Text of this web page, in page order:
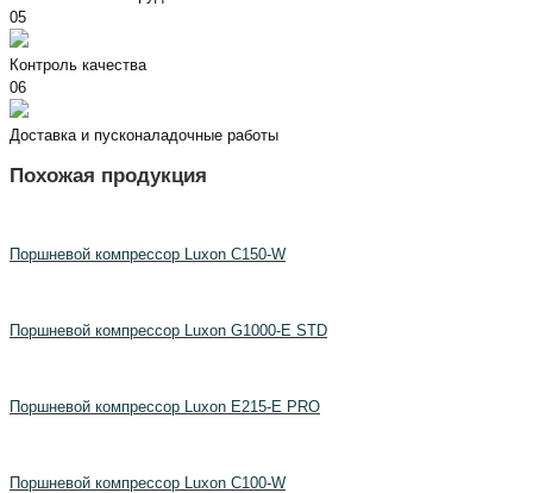
05
Контроль качества
06
Доставка и пусконаладочные работы
Похожая продукция
Поршневой компрессор Luxon C150-W
Поршневой компрессор Luxon G1000-E STD
Поршневой компрессор Luxon E215-E PRO
Поршневой компрессор Luxon C100-W